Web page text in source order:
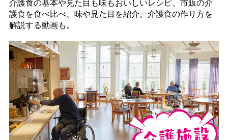
介護食の基本や見た目も味もおいしいレシピ、市販の介
護食を食べ比べ、味や見た目を紹介。介護食の作り方を
解説する動画も。